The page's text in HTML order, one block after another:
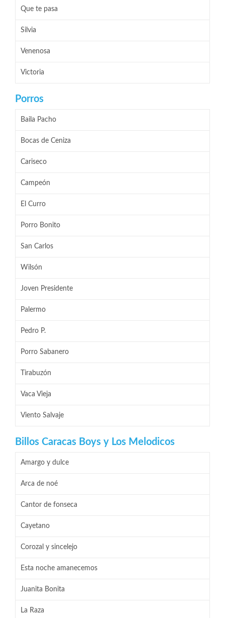
Que te pasa
Silvia
Venenosa
Victoria
Porros
Baila Pacho
Bocas de Ceniza
Cariseco
Campeón
El Curro
Porro Bonito
San Carlos
Wilsón
Joven Presidente
Palermo
Pedro P.
Porro Sabanero
Tirabuzón
Vaca Vieja
Viento Salvaje
Billos Caracas Boys y Los Melodicos
Amargo y dulce
Arca de noé
Cantor de fonseca
Cayetano
Corozal y sincelejo
Esta noche amanecemos
Juanita Bonita
La Raza